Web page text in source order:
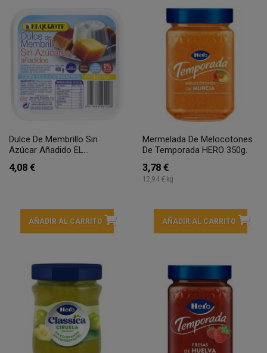
Dulce De Membrillo Sin
Azúcar Añadido EL...
4,08 €
AÑADIR AL CARRITO
Mermelada De Melocotones
De Temporada HERO 350g.
3,78 €
12,94 € kg
AÑADIR AL CARRITO